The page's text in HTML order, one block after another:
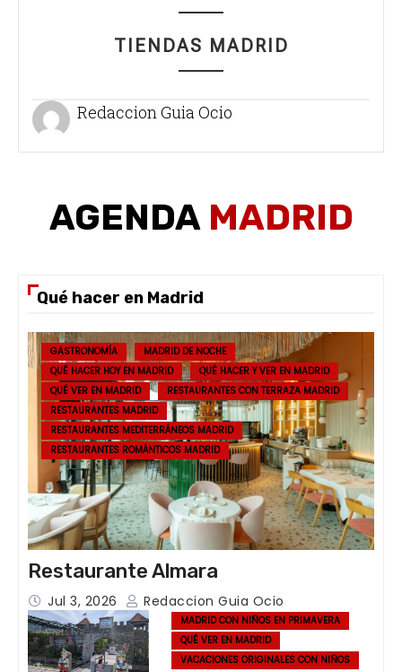
TIENDAS MADRID
Redaccion Guia Ocio
AGENDA MADRID
Qué hacer en Madrid
GASTRONOMÍA
MADRID DE NOCHE
QUÉ HACER HOY EN MADRID
QUÉ HACER Y VER EN MADRID
QUÉ VER EN MADRID
RESTAURANTES CON TERRAZA MADRID
RESTAURANTES MADRID
RESTAURANTES MEDITERRÁNEOS MADRID
RESTAURANTES ROMÁNTICOS MADRID
Restaurante Almara
Jul 3, 2026 Redaccion Guia Ocio
MADRID CON NIÑOS EN PRIMAVERA
QUÉ VER EN MADRID
VACACIONES ORIGINALES CON NIÑOS